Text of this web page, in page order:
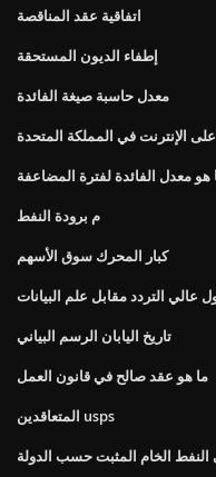
اتفاقية عقد المناقصة
إطفاء الديون المستحقة
معدل حاسبة صيغة الفائدة
الإنترنت في المملكة المتحدة
هو معدل الفائدة لفترة المضاعفة
م برودة النفط
كبار المحرك سوق الأسهم
عالي التردد مقابل علم البيانات
تاريخ اليابان الرسم البياني
ما هو عقد صالح في قانون العمل
المتعاقدين usps
النفط الخام المثبت حسب الدولة